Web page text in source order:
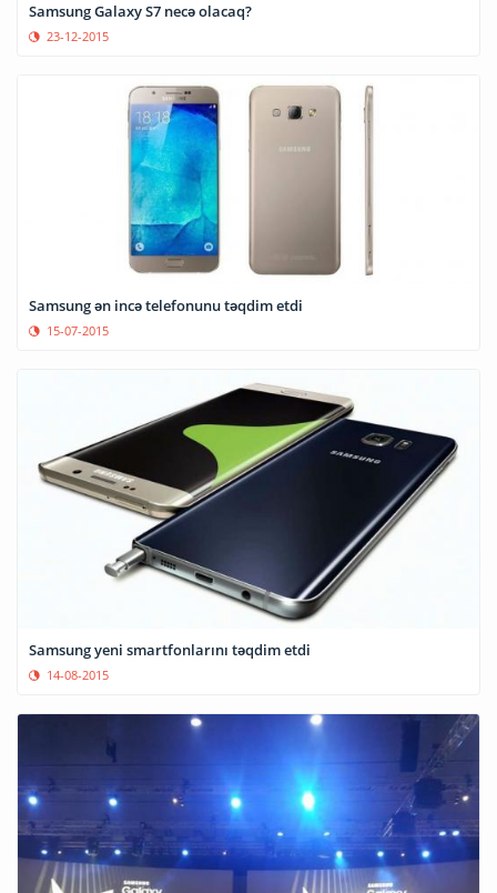
Samsung Galaxy S7 necə olacaq?
23-12-2015
Samsung ən incə telefonunu təqdim etdi
15-07-2015
Samsung yeni smartfonlarını təqdim etdi
14-08-2015